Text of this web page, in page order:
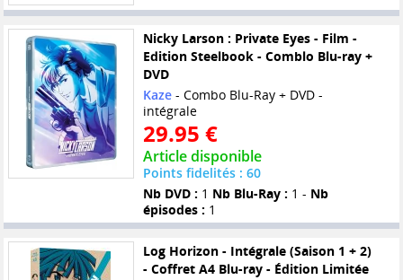
Nicky Larson : Private Eyes - Film -
Edition Steelbook - Comblo Blu-ray +
DVD
Kaze- Combo Blu-Ray + DVD -
intégrale
29.95 €
Article disponible
Points fidelités : 60
Nb DVD : 1 Nb Blu-Ray : 1 - Nb
épisodes : 1
Log Horizon - Intégrale (Saison 1 + 2)
- Coffret A4 Blu-ray - Édition Limitée